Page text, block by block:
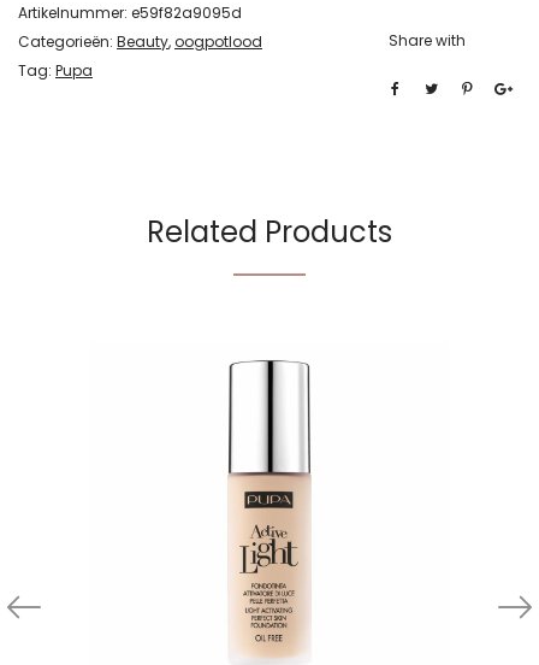
Artikelnummer: e59f82a9095d
Categorieën: Beauty,oogpotlood
Tag: Pupa
Share with
Related Products